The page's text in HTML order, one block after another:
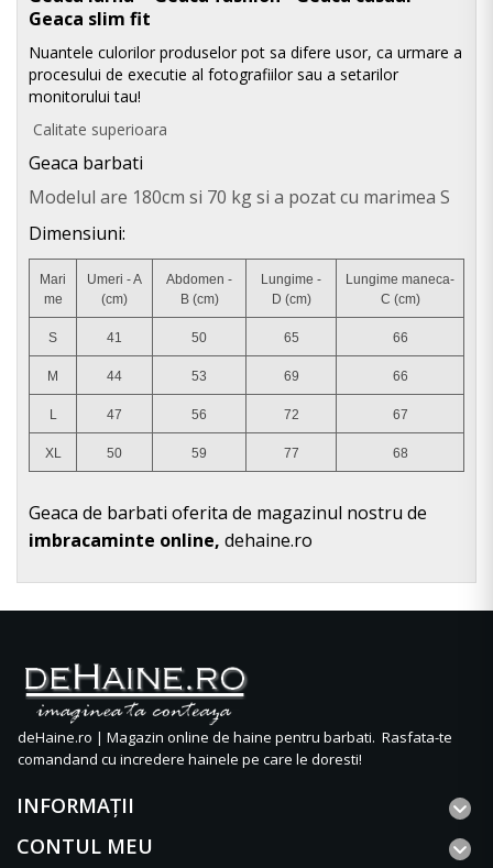
Geaca slim fit
Nuantele culorilor produselor pot sa difere usor, ca urmare a
procesului de executie al fotografiilor sau a setarilor
monitorului tau!
Calitate superioara
Geaca barbati
Modelul are 180cm si 70 kg si a pozat cu marimea S
Dimensiuni:
Mari
me
Umeri - A
(cm)
Abdomen -
B (cm)
Lungime -
D (cm)
Lungime maneca-
C (cm)
S 41 50 65 66
M 44 53 69 66
L 47 56 72 67
XL 50 59 77 68
Geaca de barbati oferita de magazinul nostru de
imbracaminte online, dehaine.ro
deHaine.ro | Magazin online de haine pentru barbati. Rasfata-te
comandand cu incredere hainele pe care le doresti!
INFORMAŢII
CONTUL MEU